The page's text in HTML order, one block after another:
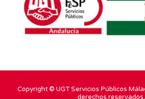
Copyright © UGT Servicios Públicos
derechos reservados.